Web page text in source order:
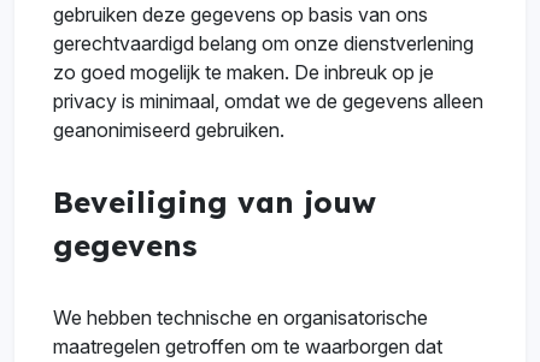
gebruiken deze gegevens op basis van ons
gerechtvaardigd belang om onze dienstverlening
zo goed mogelijk te maken. De inbreuk op je
privacy is minimaal, omdat we de gegevens alleen
geanonimiseerd gebruiken.
Beveiliging van jouw
gegevens
We hebben technische en organisatorische
maatregelen getroffen om te waarborgen dat